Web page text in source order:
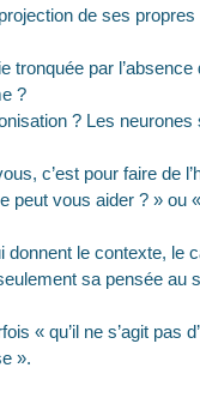
de ses
tronquée par
?
? Les
c’est pour faire de
peut vous aider ? »
le contexte, le
sa pensée au
« qu’il ne s’agit pas
».